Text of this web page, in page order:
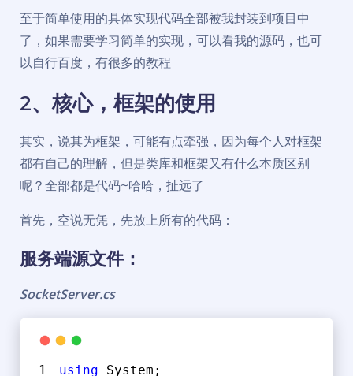
至于简单使用的具体实现代码全部被我封装到项目中
了，如果需要学习简单的实现，可以看我的源码，也可
以自行百度，有很多的教程
2、核心，框架的使用
其实，说其为框架，可能有点牵强，因为每个人对框架
都有自己的理解，但是类库和框架又有什么本质区别
呢？全部都是代码~哈哈，扯远了
首先，空说无凭，先放上所有的代码：
服务端源文件：
SocketServer.cs
using System;